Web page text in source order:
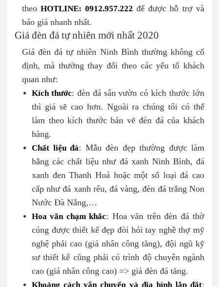
theoHOTLINE: 0912.957.222 để được hỗ trợ và
báo giá nhanh nhất.
Giá đèn đá tự nhiên mới nhất 2020
Giá đèn đá tự nhiên Ninh Bình thường không cố
định, mà thường thay đổi theo các yếu tố khách
quan như:
Kích thước: đèn đá sân vườn có kích thước lớn
thì giá sẽ cao hơn. Ngoài ra chúng tôi có thể
làm theo kích thước bản vẽ đèn đá của khách
hàng.
Chất liệu đá: Mẫu đèn đẹp thường được làm
bằng các chất liệu như đá xanh Ninh Bình, đá
xanh đen Thanh Hoá hoặc một số loại đá cao
cấp như đá xanh rêu, đá vàng, đèn đá trắng Non
Nước Đà Nẵng,…
Hoa văn chạm khắc: Hoa văn trên đèn đá thờ
cúng được thiết kế đẹp đòi hỏi tay nghề thợ mỹ
nghệ phải cao (giá nhân công tăng), đội ngũ kỹ
sư thiết kế cũng phải có trình độ chuyên ngành
cao (giá nhân công cao) => giá đèn đá tăng.
Khoảng cách vận chuyển và địa hình lắp đặt: